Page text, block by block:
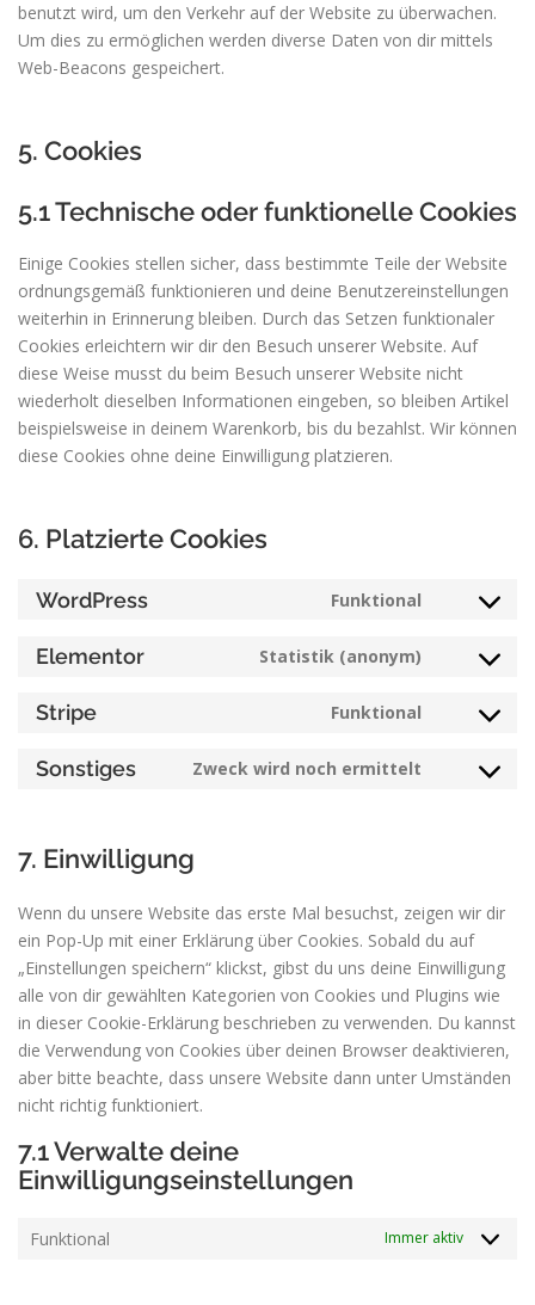
benutzt wird, um den Verkehr auf der Website zu überwachen.
Um dies zu ermöglichen werden diverse Daten von dir mittels
Web-Beacons gespeichert.
5. Cookies
5.1 Technische oder funktionelle Cookies
Einige Cookies stellen sicher, dass bestimmte Teile der Website
ordnungsgemäß funktionieren und deine Benutzereinstellungen
weiterhin in Erinnerung bleiben. Durch das Setzen funktionaler
Cookies erleichtern wir dir den Besuch unserer Website. Auf
diese Weise musst du beim Besuch unserer Website nicht
wiederholt dieselben Informationen eingeben, so bleiben Artikel
beispielsweise in deinem Warenkorb, bis du bezahlst. Wir können
diese Cookies ohne deine Einwilligung platzieren.
6. Platzierte Cookies
WordPress Funktional
Consent
service
Elementor Statistik (anonym)
Consent
service
Stripe Funktional
Consent
service
Sonstiges Zweck wird noch ermittelt
Consent
7. Einwilligung
Wenn du unsere Website das erste Mal besuchst, zeigen wir dir
ein Pop-Up mit einer Erklärung über Cookies. Sobald du auf
„Einstellungen speichern“ klickst, gibst du uns deine Einwilligung
alle von dir gewählten Kategorien von Cookies und Plugins wie
in dieser Cookie-Erklärung beschrieben zu verwenden. Du kannst
die Verwendung von Cookies über deinen Browser deaktivieren,
aber bitte beachte, dass unsere Website dann unter Umständen
nicht richtig funktioniert.
7.1 Verwalte deine
Einwilligungseinstellungen
Funktional Immer aktiv